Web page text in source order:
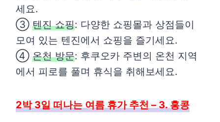
세요.
③ 텐진 쇼핑: 다양한 쇼핑몰과 상점들이
모여 있는 텐진에서 쇼핑을 즐기세요.
④ 온천 방문: 후쿠오카 주변의 온천 지역
에서 피로를 풀며 휴식을 취해보세요.
2박 3일 떠나는 여름 휴가 추천 – 3. 홍콩